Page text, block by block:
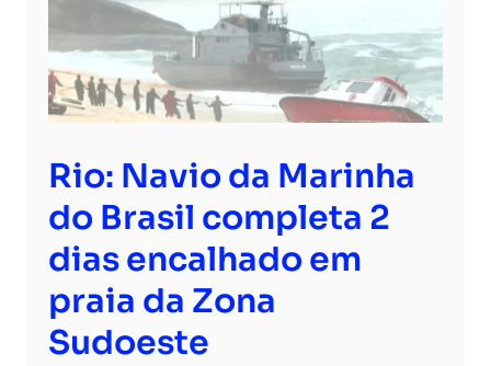
Rio: Navio da Marinha
do Brasil completa 2
dias encalhado em
praia da Zona
Sudoeste